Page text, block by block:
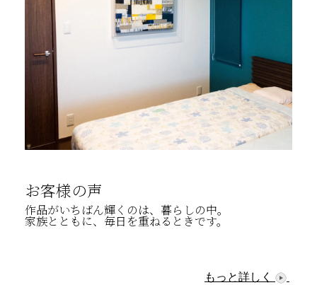
お客様の声
作品がいちばん輝くのは、暮らしの中。
家族とともに、毎日を重ねるときです。
もっと詳しく